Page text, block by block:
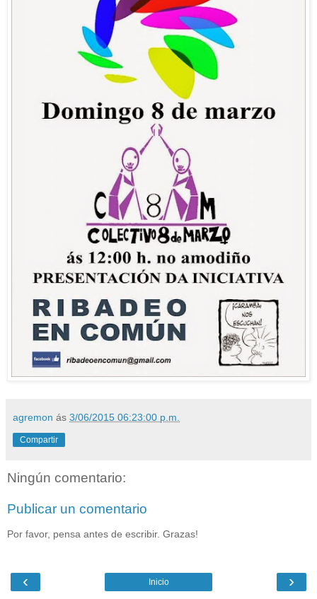
agremon ás 3/06/2015 06:23:00 p.m.
Compartir
Ningún comentario:
Publicar un comentario
Por favor, pensa antes de escribir. Grazas!
‹ ›
Inicio